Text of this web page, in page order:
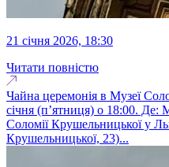
21 січня 2026, 18:30
Читати повністю
Чайна церемонія в Музеї
січня (п’ятниця) о 18:00. Де:
Соломії Крушельницької у
Крушельницької, 23)...